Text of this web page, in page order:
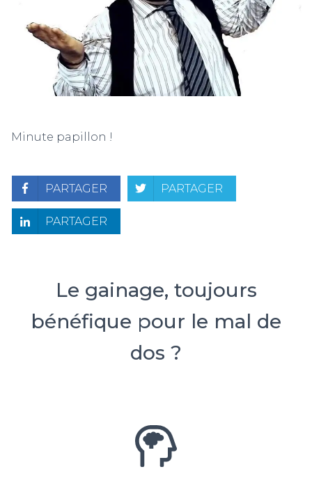
Minute papillon !
PARTAGER PARTAGER
PARTAGER
Le gainage, toujours
bénéfique pour le mal de
dos ?